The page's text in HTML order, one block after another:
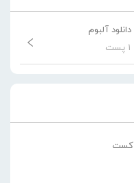
دانلود آلبوم
1 پست
کست